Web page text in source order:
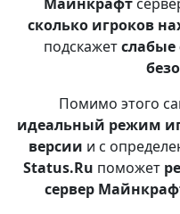
сколько игроков
подскажет
Помимо этого
идеальный режим
версии и с
Status.Ru поможет
сервер